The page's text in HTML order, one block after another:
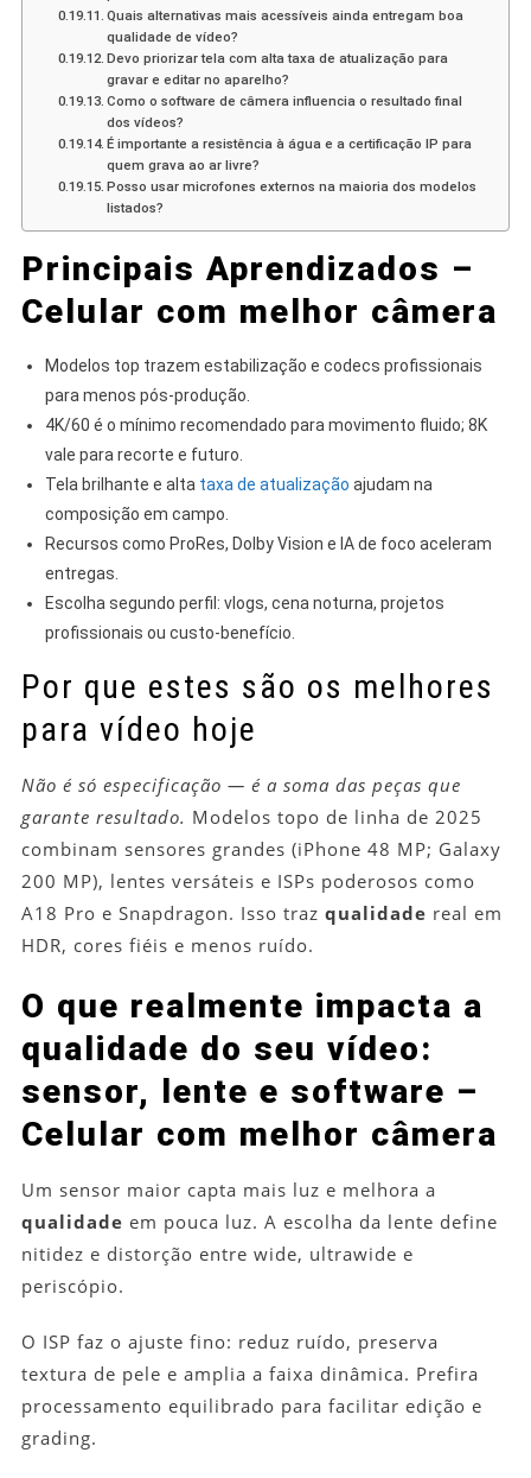
Quais alternativas mais acessíveis ainda entregam boa
qualidade de vídeo?
Devo priorizar tela com alta taxa de atualização para
gravar e editar no aparelho?
Como o software de câmera influencia o resultado final
dos vídeos?
É importante a resistência à água e a certificação IP para
quem grava ao ar livre?
Posso usar microfones externos na maioria dos modelos
listados?
Principais Aprendizados –
Celular com melhor câmera
Modelos top trazem estabilização e codecs profissionais
para menos pós-produção.
4K/60 é o mínimo recomendado para movimento fluido; 8K
vale para recorte e futuro.
Tela brilhante e alta taxa de atualização ajudam na
composição em campo.
Recursos como ProRes, Dolby Vision e IA de foco aceleram
entregas.
Escolha segundo perfil: vlogs, cena noturna, projetos
profissionais ou custo-benefício.
Por que estes são os melhores
para vídeo hoje
Não é só especificação — é a soma das peças que
garante resultado. Modelos topo de linha de 2025
combinam sensores grandes (iPhone 48 MP; Galaxy
200 MP), lentes versáteis e ISPs poderosos como
A18 Pro e Snapdragon. Isso traz qualidade real em
HDR, cores fiéis e menos ruído.
O que realmente impacta a
qualidade do seu vídeo:
sensor, lente e software –
Celular com melhor câmera
Um sensor maior capta mais luz e melhora a
qualidade em pouca luz. A escolha da lente define
nitidez e distorção entre wide, ultrawide e
periscópio.
O ISP faz o ajuste fino: reduz ruído, preserva
textura de pele e amplia a faixa dinâmica. Prefira
processamento equilibrado para facilitar edição e
grading.